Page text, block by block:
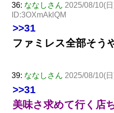
36: ななしさん 2025/08/10(
ID:3OXmAklQM
>>31
ファミレス全部そう
39: ななしさん 2025/08/10(
>>31
美味さ求めて行く店